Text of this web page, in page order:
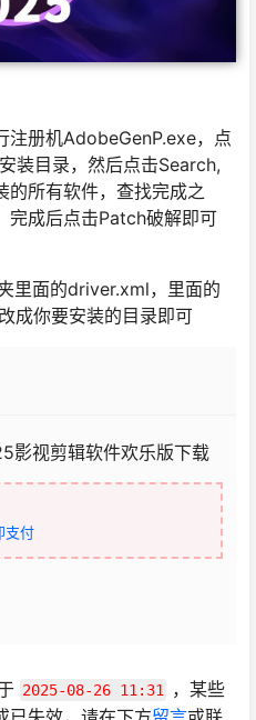
注册机AdobeGenP.exe，点
装目录，然后点击Search,
的所有软件，查找完成之
完成后点击Patch破解即可
里面的driver.xml，里面的
成你要安装的目录即可
影视剪辑软件欢乐版下载
支付
2025-08-26 11:31
，某些